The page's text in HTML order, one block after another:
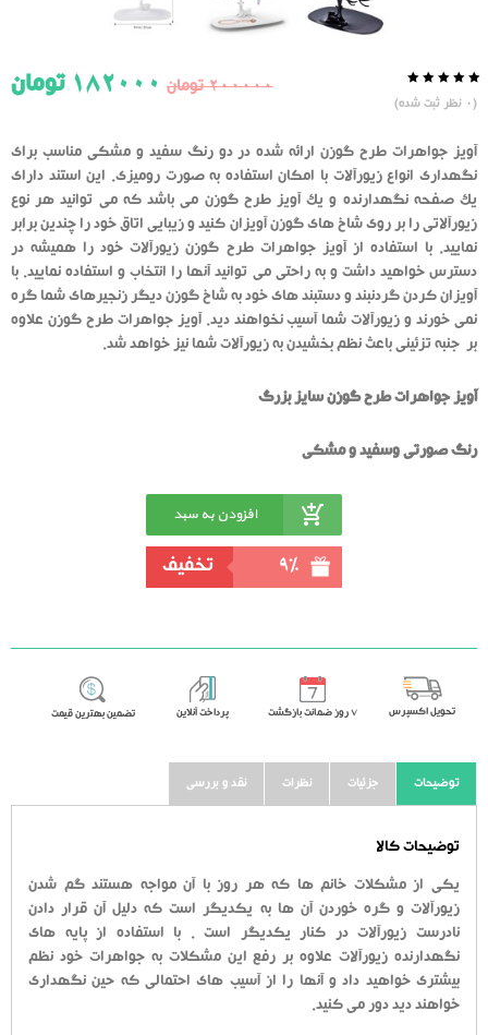
از
50
رای
دهنده
(
0 نظر ثبت شده)
200000تومان 182000 تومان
آویز جواهرات طرح گوزن ارائه شده در دو رنگ سفید و مشکی مناسب برای
نگهداری انواع زیورآلات با امکان استفاده به صورت رومیزی. این استند دارای
یک صفحه نگهدارنده و یک آویز طرح گوزن می باشد که می توانید هر نوع
زیورآلاتی را بر روی شاخ های گوزن آویزان کنید و زیبایی اتاق خود را چندین برابر
نمایید. با استفاده از آویز جواهرات طرح گوزن زیورآلات خود را همیشه در
دسترس خواهید داشت و به راحتی می توانید آنها را انتخاب و استفاده نمایید. با
آویزان کردن گردنبند و دستبند های خود به شاخ گوزن دیگر زنجیرهای شما گره
نمی خورند و زیورآلات شما آسیب نخواهند دید. آویز جواهرات طرح گوزن علاوه
بر جنبه تزئینی باعث نظم بخشیدن به زیورآلات شما نیز خواهد شد.
آویز جواهرات طرح گوزن سایز بزرگ
رنگ صورتی وسفید و مشکی
افزودن به سبد
خرید
9% تخفیف
تحویل اکسپرس ٧ روز ضمانت بازگشت پرداخت آنلاین تضمین بهترین قیمت
توضیحات جزئیات نظرات نقد و بررسی
توضیحات کالا
یکی از مشکلات خانم ها که هر روز با آن مواجه هستند گم شدن
زیورآلات و گره خوردن آن ها به یکدیگر است که دلیل آن قرار دادن
نادرست زیورآلات در کنار یکدیگر است . با استفاده از پایه های
نگهدارنده زیورآلات علاوه بر رفع این مشکلات به جواهرات خود نظم
بیشتری خواهید داد و آنها را از آسیب های احتمالی که حین نگهداری
خواهند دید دور می کنید.